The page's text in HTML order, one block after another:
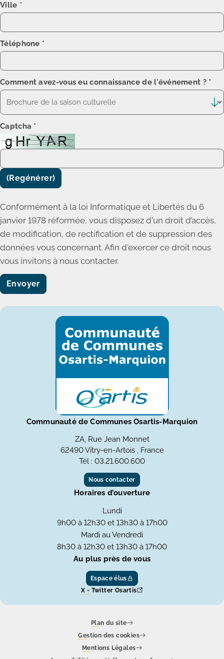
Ville *
Téléphone *
Comment avez-vous eu connaissance de l'événement ? *
Captcha *
(Regénérer)
Conformément à la loi Informatique et Libertés du 6
janvier 1978 réformée, vous disposez d'un droit d’accès,
de modification, de rectification et de suppression des
données vous concernant. Afin d'exercer ce droit nous
vous invitons à nous contacter.
Communauté de Communes Osartis-Marquion
ZA, Rue Jean Monnet
62490 Vitry-en-Artois , France
Tél : 03.21.600.600
Nous contacter
Horaires d’ouverture
Lundi
9h00 à 12h30 et 13h30 à 17h00
Mardi au Vendredi
8h30 à 12h30 et 13h30 à 17h00
Au plus près de vous
Espace élus
X - Twitter Osartis
Plan du site
Gestion des cookies
Mentions Légales